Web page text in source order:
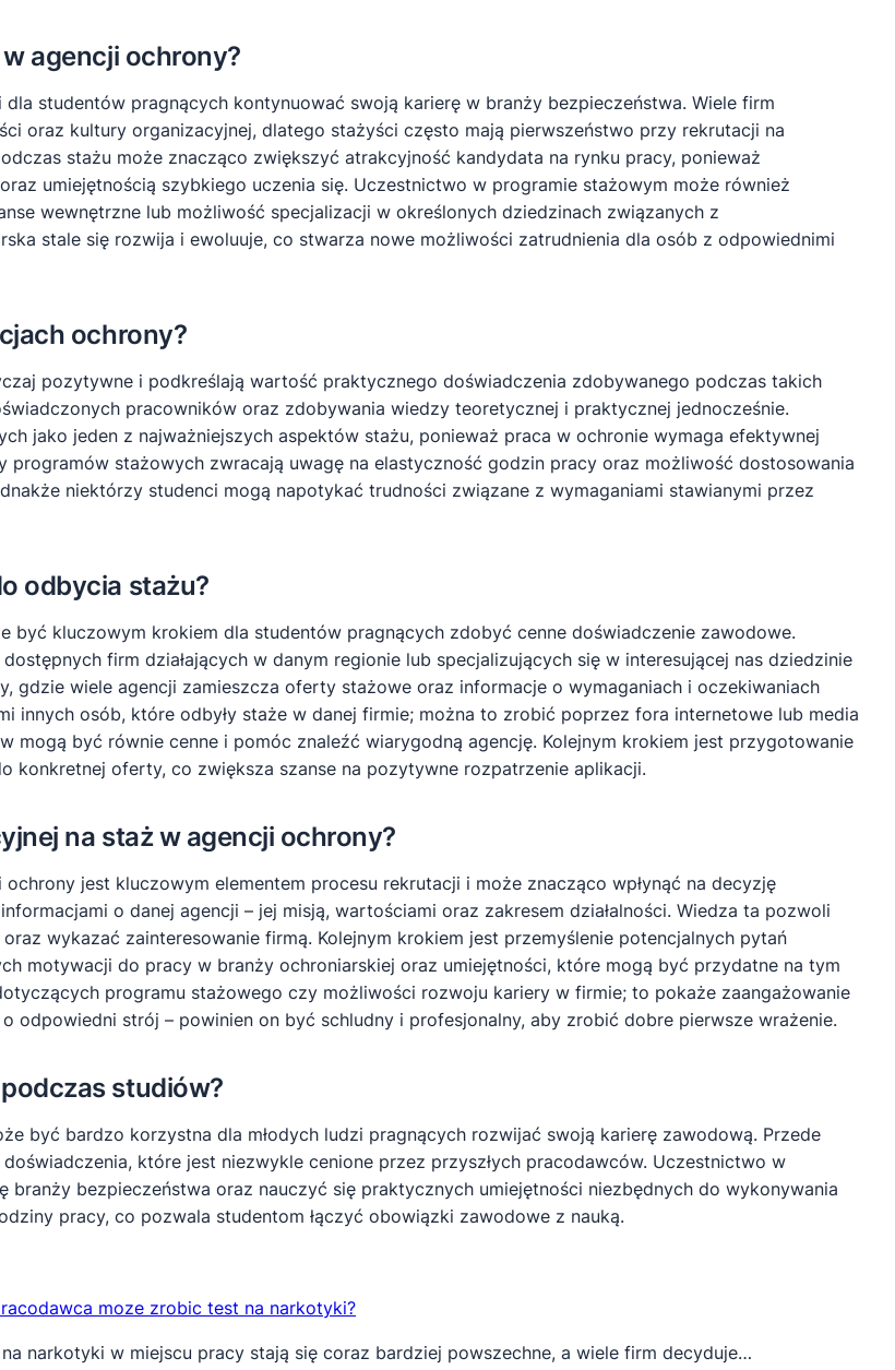
agencji ochrony?
studentów pragnących kontynuować swoją karierę w branży bezpieczeństwa. Wiele firm
oraz kultury organizacyjnej, dlatego stażyści często mają pierwszeństwo przy rekrutacji na
stażu może znacząco zwiększyć atrakcyjność kandydata na rynku pracy, ponieważ
umiejętnością szybkiego uczenia się. Uczestnictwo w programie stażowym może również
wewnętrzne lub możliwość specjalizacji w określonych dziedzinach związanych z
stale się rozwija i ewoluuje, co stwarza nowe możliwości zatrudnienia dla osób z odpowiednimi
ochrony?
pozytywne i podkreślają wartość praktycznego doświadczenia zdobywanego podczas takich
pracowników oraz zdobywania wiedzy teoretycznej i praktycznej jednocześnie.
jako jeden z najważniejszych aspektów stażu, ponieważ praca w ochronie wymaga efektywnej
programów stażowych zwracają uwagę na elastyczność godzin pracy oraz możliwość dostosowania
niektórzy studenci mogą napotykać trudności związane z wymaganiami stawianymi przez
odbycia stażu?
być kluczowym krokiem dla studentów pragnących zdobyć cenne doświadczenie zawodowe.
firm działających w danym regionie lub specjalizujących się w interesującej nas dziedzinie
gdzie wiele agencji zamieszcza oferty stażowe oraz informacje o wymaganiach i oczekiwaniach
innych osób, które odbyły staże w danej firmie; można to zrobić poprzez fora internetowe lub media
mogą być równie cenne i pomóc znaleźć wiarygodną agencję. Kolejnym krokiem jest przygotowanie
konkretnej oferty, co zwiększa szanse na pozytywne rozpatrzenie aplikacji.
na staż w agencji ochrony?
jest kluczowym elementem procesu rekrutacji i może znacząco wpłynąć na decyzję
o danej agencji – jej misją, wartościami oraz zakresem działalności. Wiedza ta pozwoli
wykazać zainteresowanie firmą. Kolejnym krokiem jest przemyślenie potencjalnych pytań
motywacji do pracy w branży ochroniarskiej oraz umiejętności, które mogą być przydatne na tym
programu stażowego czy możliwości rozwoju kariery w firmie; to pokaże zaangażowanie
odpowiedni strój – powinien on być schludny i profesjonalny, aby zrobić dobre pierwsze wrażenie.
studiów?
być bardzo korzystna dla młodych ludzi pragnących rozwijać swoją karierę zawodową. Przede
które jest niezwykle cenione przez przyszłych pracodawców. Uczestnictwo w
bezpieczeństwa oraz nauczyć się praktycznych umiejętności niezbędnych do wykonywania
pracy, co pozwala studentom łączyć obowiązki zawodowe z nauką.
moze zrobic test na narkotyki?
narkotyki w miejscu pracy stają się coraz bardziej powszechne, a wiele firm decyduje…